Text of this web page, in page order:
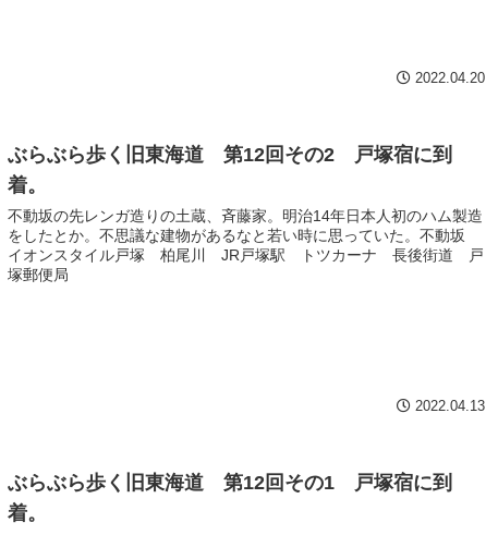
2022.04.20
ぶらぶら歩く旧東海道 第12回その2 戸塚宿に到
着。
不動坂の先レンガ造りの土蔵、斉藤家。明治14年日本人初のハム製造
をしたとか。不思議な建物があるなと若い時に思っていた。不動坂
イオンスタイル戸塚 柏尾川 JR戸塚駅 トツカーナ 長後街道 戸
塚郵便局
2022.04.13
ぶらぶら歩く旧東海道 第12回その1 戸塚宿に到
着。